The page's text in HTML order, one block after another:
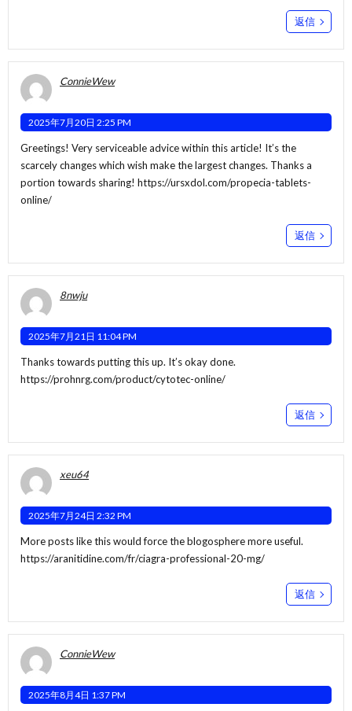
返信
ConnieWew
2025年7月20日 2:25 PM
Greetings! Very serviceable advice within this article! It’s the
scarcely changes which wish make the largest changes. Thanks a
portion towards sharing! https://ursxdol.com/propecia-tablets-
online/
返信
8nwju
2025年7月21日 11:04 PM
Thanks towards putting this up. It’s okay done.
https://prohnrg.com/product/cytotec-online/
返信
xeu64
2025年7月24日 2:32 PM
More posts like this would force the blogosphere more useful.
https://aranitidine.com/fr/ciagra-professional-20-mg/
返信
ConnieWew
2025年8月4日 1:37 PM